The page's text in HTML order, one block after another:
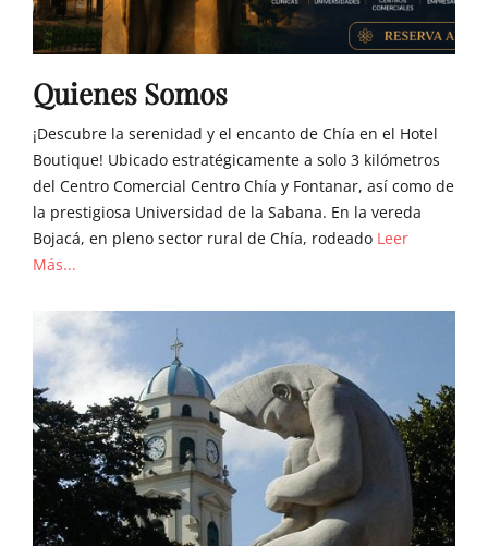
Quienes Somos
¡Descubre la serenidad y el encanto de Chía en el Hotel
Boutique! Ubicado estratégicamente a solo 3 kilómetros
del Centro Comercial Centro Chía y Fontanar, así como de
la prestigiosa Universidad de la Sabana. En la vereda
Bojacá, en pleno sector rural de Chía, rodeado Leer
Más...